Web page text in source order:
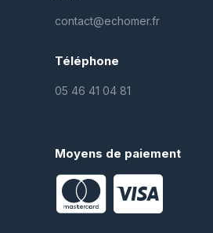
contact@echomer.fr
Téléphone
05 46 41 04 81
Moyens de paiement